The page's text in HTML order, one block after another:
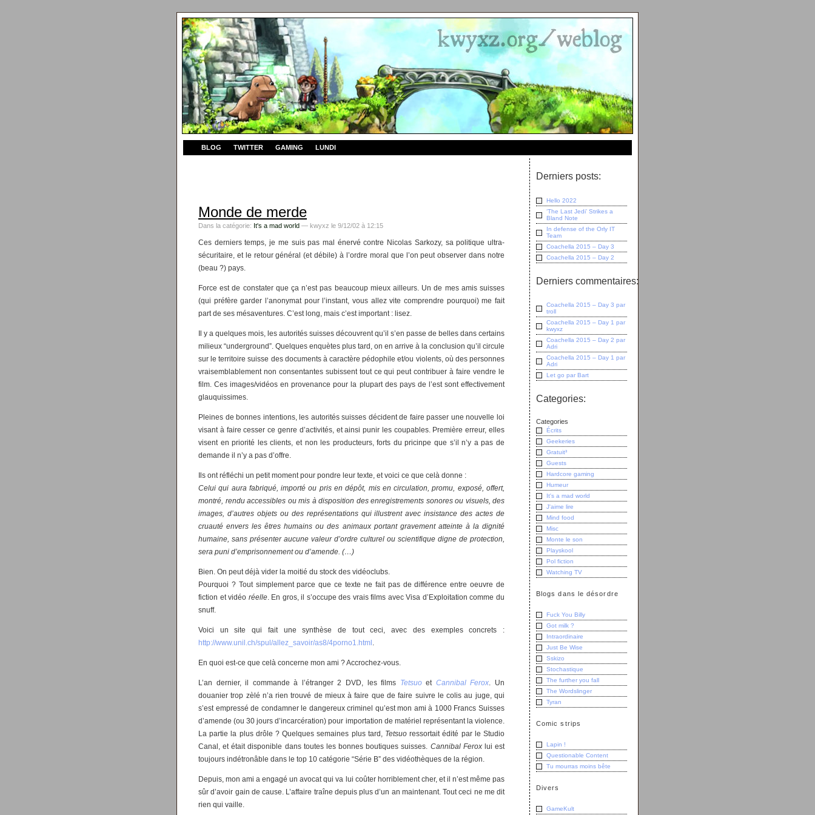
BLOG TWITTER GAMING LUNDI
Monde de merde
Dans la catégorie: It's a mad world — kwyxz le 9/12/02 à 12:15
Ces derniers temps, je me suis pas mal énervé contre Nicolas Sarkozy, sa politique ultra-
sécuritaire, et le retour général (et débile) à l’ordre moral que l’on peut observer dans notre
(beau ?) pays.
Force est de constater que ça n’est pas beaucoup mieux ailleurs. Un de mes amis suisses
(qui préfère garder l’anonymat pour l’instant, vous allez vite comprendre pourquoi) me fait
part de ses mésaventures. C’est long, mais c’est important : lisez.
Il y a quelques mois, les autorités suisses découvrent qu’il s’en passe de belles dans certains
milieux “underground”. Quelques enquètes plus tard, on en arrive à la conclusion qu’il circule
sur le territoire suisse des documents à caractère pédophile et/ou violents, où des personnes
vraisemblablement non consentantes subissent tout ce qui peut contribuer à faire vendre le
film. Ces images/vidéos en provenance pour la plupart des pays de l’est sont effectivement
glauquissimes.
Pleines de bonnes intentions, les autorités suisses décident de faire passer une nouvelle loi
visant à faire cesser ce genre d’activités, et ainsi punir les coupables. Première erreur, elles
visent en priorité les clients, et non les producteurs, forts du pricinpe que s’il n’y a pas de
demande il n’y a pas d’offre.
Ils ont réfléchi un petit moment pour pondre leur texte, et voici ce que celà donne :
Celui qui aura fabriqué, importé ou pris en dépôt, mis en circulation, promu, exposé, offert,
montré, rendu accessibles ou mis à disposition des enregistrements sonores ou visuels, des
images, d’autres objets ou des représentations qui illustrent avec insistance des actes de
cruauté envers les êtres humains ou des animaux portant gravement atteinte à la dignité
humaine, sans présenter aucune valeur d’ordre culturel ou scientifique digne de protection,
sera puni d’emprisonnement ou d’amende. (…)
Bien. On peut déjà vider la moitié du stock des vidéoclubs.
Pourquoi ? Tout simplement parce que ce texte ne fait pas de différence entre oeuvre de
fiction et vidéo réelle. En gros, il s’occupe des vrais films avec Visa d’Exploitation comme du
snuff.
Voici un site qui fait une synthèse de tout ceci, avec des exemples concrets :
http://www.unil.ch/spul/allez_savoir/as8/4porno1.html .
En quoi est-ce que celà concerne mon ami ? Accrochez-vous.
L’an dernier, il commande à l’étranger 2 DVD, les films Tetsuoet Cannibal Ferox. Un
douanier trop zèlé n’a rien trouvé de mieux à faire que de faire suivre le colis au juge, qui
s’est empressé de condamner le dangereux criminel qu’est mon ami à 1000 Francs Suisses
d’amende (ou 30 jours d’incarcération) pour importation de matériel représentant la violence.
La partie la plus drôle ? Quelques semaines plus tard, Tetsuo ressortait édité par le Studio
Canal, et était disponible dans toutes les bonnes boutiques suisses. Cannibal Feroxlui est
toujours indétronâble dans le top 10 catégorie “Série B” des vidéothèques de la région.
Depuis, mon ami a engagé un avocat qui va lui coûter horriblement cher, et il n’est même pas
sûr d’avoir gain de cause. L’affaire traîne depuis plus d’un an maintenant. Tout ceci ne me dit
rien qui vaille.
Derniers posts:
Hello 2022
‘The Last Jedi’ Strikes a
Bland Note
In defense of the Orly IT
Team
Coachella 2015 – Day 3
Coachella 2015 – Day 2
Derniers commentaires:
Coachella 2015 – Day 3 par
troll
Coachella 2015 – Day 1 par
kwyxz
Coachella 2015 – Day 2 par
Adri
Coachella 2015 – Day 1 par
Adri
Let go par Bart
Categories:
Categories
Écrits
Geekeries
Gratuit³
Guests
Hardcore gaming
Humeur
It's a mad world
J'aime lire
Mind food
Misc
Monte le son
Playskool
Pol fiction
Watching TV
Blogs dans le désordre
Fuck You Billy
Got milk ?
Intraordinaire
Just Be Wise
Sskizo
Stochastique
The further you fall
The Wordslinger
Tyran
Comic strips
Lapin !
Questionable Content
Tu mourras moins bête
Divers
GameKult